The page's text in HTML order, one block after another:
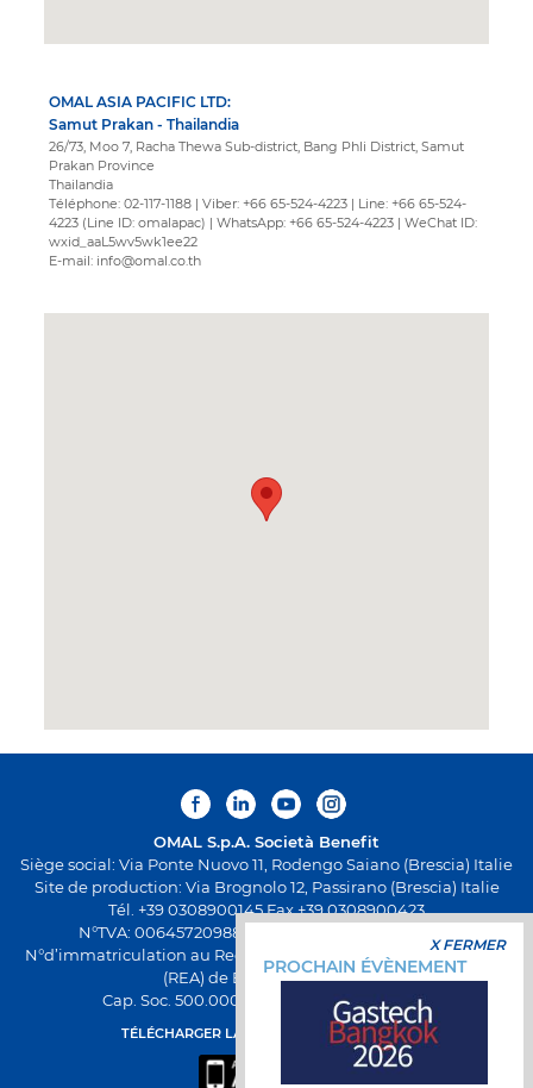
OMAL ASIA PACIFIC LTD:
Samut Prakan - Thailandia
26/73, Moo 7, Racha Thewa Sub-district, Bang Phli District, Samut
Prakan Province
Thailandia
Téléphone: 02-117-1188 | Viber: +66 65-524-4223 | Line: +66 65-524-
4223 (Line ID: omalapac) | WhatsApp: +66 65-524-4223 | WeChat ID:
wxid_aaL5wv5wk1ee22
E-mail: info@omal.co.th
OMAL S.p.A. Società Benefit
Siège social: Via Ponte Nuovo 11, Rodengo Saiano (Brescia) Italie
Site de production: Via Brognolo 12, Passirano (Brescia) Italie
Tél. +39 0308900145 Fax +39 0308900423
N°TVA: 00645720988 - Fiscal Code: 01661640175 -
N°d’immatriculation au Registre Économique et Administratif
(REA) de Brescia BS-258271
Cap. Soc. 500.000,00€ entièrement versés
TÉLÉCHARGER LA NOUVELLE APPLI OMAL
X FERMER
PROCHAIN ÉVÈNEMENT